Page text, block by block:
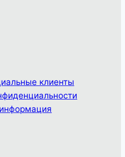
клиенты